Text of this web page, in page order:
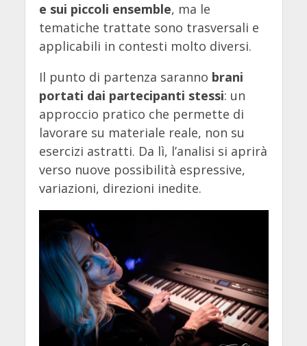
e sui piccoli ensemble, ma le
tematiche trattate sono trasversali e
applicabili in contesti molto diversi.
Il punto di partenza saranno brani
portati dai partecipanti stessi: un
approccio pratico che permette di
lavorare su materiale reale, non su
esercizi astratti. Da lì, l’analisi si aprirà
verso nuove possibilità espressive,
variazioni, direzioni inedite.